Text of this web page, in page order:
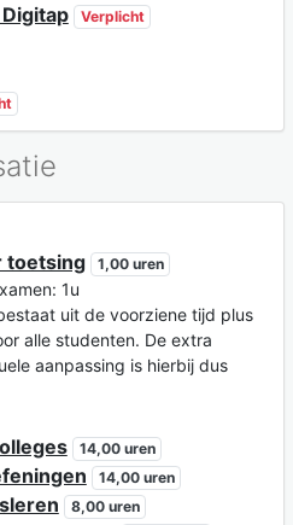
Verplicht
toetsing
1,00 uren
1u
uit de voorziene tijd plus
alle studenten. De extra
aanpassing is hierbij dus
14,00 uren
14,00 uren
8,00 uren